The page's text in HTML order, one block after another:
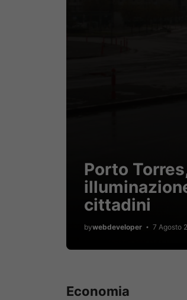
Porto
cittadini
bywebdeveloper 7 Agosto
Economia